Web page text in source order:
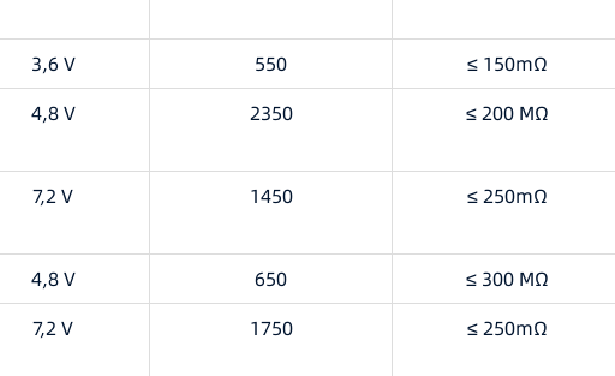
3,6 V 550 ≤ 150mΩ
4,8 V 2350 ≤ 200 MΩ
7,2 V 1450 ≤ 250mΩ
4,8 V 650 ≤ 300 MΩ
7,2 V 1750 ≤ 250mΩ